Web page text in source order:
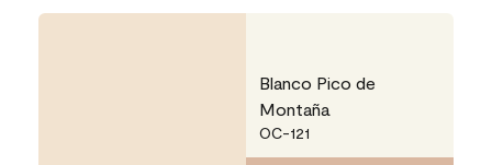
Blanco Pico de
Montaña
OC-121